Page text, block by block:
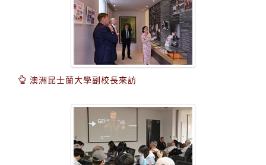
澳洲昆士蘭大學副校長來訪